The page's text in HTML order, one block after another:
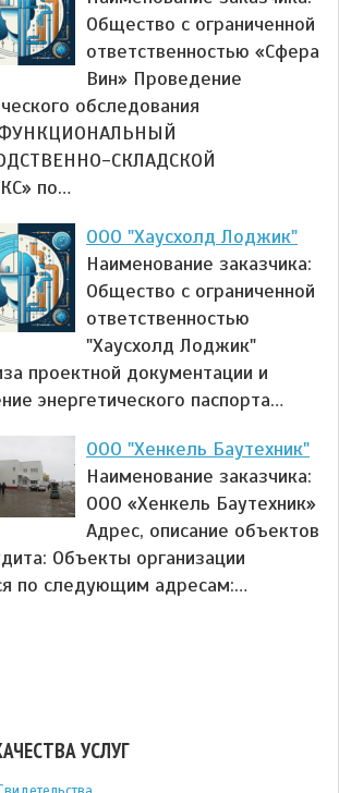
Общество с ограниченной
ответственностью «Сфера
Вин» Проведение
обследования
СКЛАДСКОЙ
по…
ООО "Хаусхолд Лоджик"
Наименование заказчика:
Общество с ограниченной
ответственностью
"Хаусхолд Лоджик"
проектной документации и
энергетического паспорта…
ООО "Хенкель Баутехник"
Наименование заказчика:
ООО «Хенкель Баутехник»
Адрес, описание объектов
Объекты организации
по следующим адресам:…
УСЛУГ